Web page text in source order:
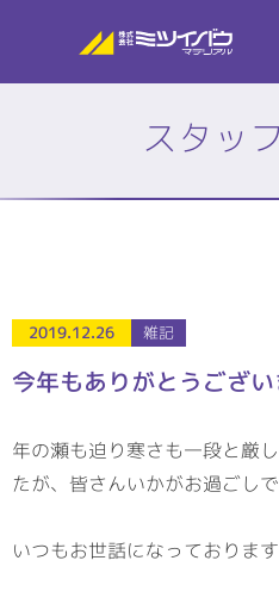
私たちのこと
スタッ
2019.12.26 雑記
今年もありがとうござい
年の瀬も迫り寒さも一段と厳
たが、皆さんいかがお過ごし
いつもお世話になっておりま